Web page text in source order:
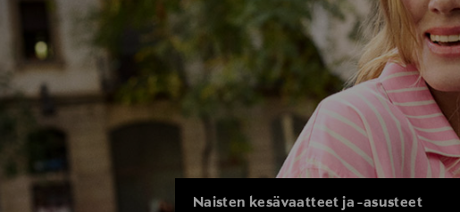
Naisten kesävaatteet ja -asusteet